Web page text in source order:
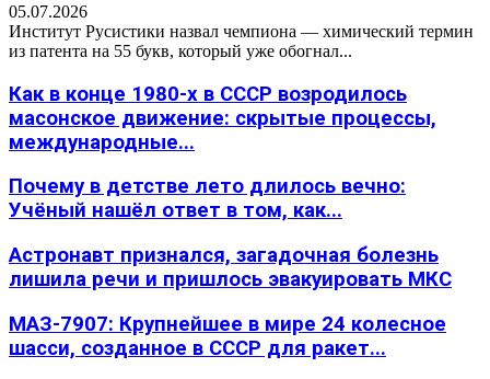
05.07.2026
Институт Русистики назвал чемпиона — химический термин
из патента на 55 букв, который уже обогнал...
Как в конце 1980-х в СССР возродилось
масонское движение: скрытые процессы,
международные...
Почему в детстве лето длилось вечно:
Учёный нашёл ответ в том, как...
Астронавт признался, загадочная болезнь
лишила речи и пришлось эвакуировать МКС
МАЗ-7907: Крупнейшее в мире 24 колесное
шасси, созданное в СССР для ракет...